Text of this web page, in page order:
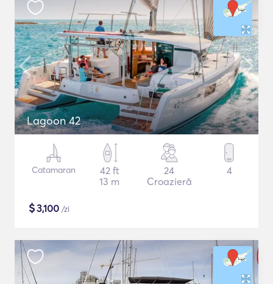
Lagoon 42
Catamaran
42 ft
13 m
24
Croazieră
4
$3,100 /zi